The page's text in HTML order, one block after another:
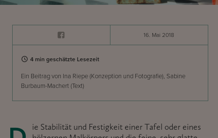
16. Mai 2018
4 min geschätzte Lesezeit
Ein Beitrag von Ina Riepe (Konzeption und Fotografie), Sabine
Burbaum-Machert (Text)